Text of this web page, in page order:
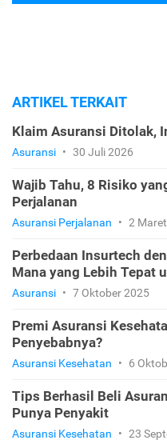
ARTIKEL TERKAIT
Klaim Asuransi Ditolak,
Asuransi • 30 Juli 2026
Wajib Tahu, 8 Risiko
Perjalanan
Asuransi Perjalanan • 2
Perbedaan Insurtech
Mana yang Lebih Tepat
Asuransi • 7 Oktober 2025
Premi Asuransi
Penyebabnya?
Asuransi Kesehatan • 6
Tips Berhasil Beli
Punya Penyakit
Asuransi Kesehatan • 23